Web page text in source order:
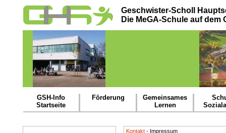
Geschwister-Scholl
Die MeGA-Schule auf dem
GSH-Info
Startseite
Förderung
Gemeinsames
Lernen
Kontakt - Impressum